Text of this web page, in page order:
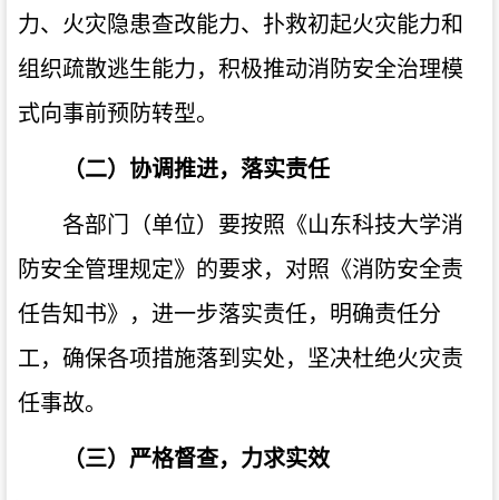
力、火灾隐患查改能力、扑救初起火灾能力和
组织疏散逃生能力，积极推动消防安全治理模
式向事前预防转型。
（二）协调推进，落实责任
各部门（单位）要按照《山东科技大学消
防安全管理规定》的要求，对照《消防安全责
任告知书》，进一步落实责任，明确责任分
工，确保各项措施落到实处，坚决杜绝火灾责
任事故。
（三）严格督查，力求实效